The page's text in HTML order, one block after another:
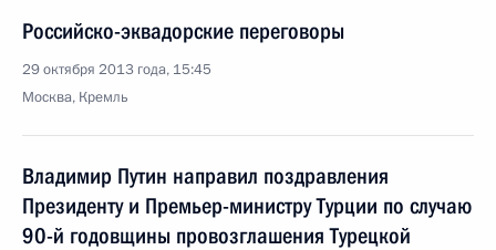
Российско-эквадорские переговоры
29 октября 2013 года, 15:45
Москва, Кремль
Владимир Путин направил поздравления
Президенту и Премьер-министру Турции по случаю
90-й годовщины провозглашения Турецкой